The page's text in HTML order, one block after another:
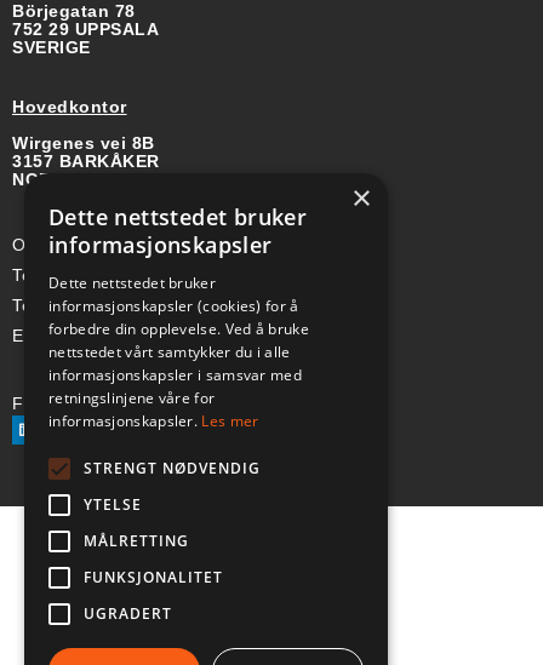
Börjegatan 78
752 29 UPPSALA
SVERIGE
Hovedkontor
Wirgenes vei 8B
3157 BARKÅKER
NORGE
Org-nr: 985 958 203 MVA
Telefon (Nor): +47 334 50 910
Telefon (Swe): +46 70-748 08 19
E-post: sales@a-ss.net
Følg oss på:
×
Dette nettstedet bruker
informasjonskapsler
Dette nettstedet bruker
informasjonskapsler (cookies) for å
forbedre din opplevelse. Ved å bruke
nettstedet vårt samtykker du i alle
informasjonskapsler i samsvar med
retningslinjene våre for
informasjonskapsler. Les mer
STRENGT NØDVENDIG
YTELSE
MÅLRETTING
FUNKSJONALITET
UGRADERT